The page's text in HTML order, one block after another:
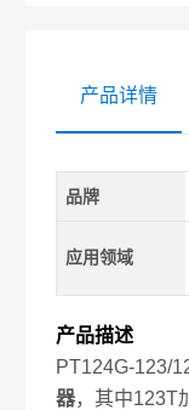
产品详情
品牌
应用领域
产品描述
PT124G-123/
器，其中123T